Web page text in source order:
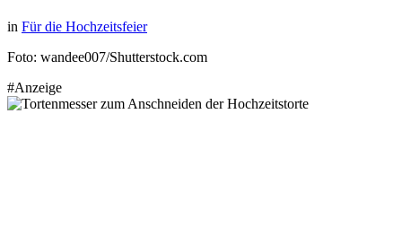
in Für die Hochzeitsfeier
Foto: wandee007/Shutterstock.com
#Anzeige